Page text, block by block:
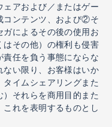
ェアおよび／またはゲー
コンテンツ、および②そ
によるその後の使用お
その他）の権利も侵害
任を負う事態にならな
い限り、お客様はいか
イムシェアリングまた
それらを商用目的また
れを表明するものとし